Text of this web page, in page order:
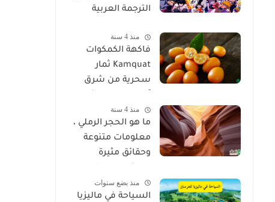
الترجمة العربية
منذ 4 سنة
فاكهة الكمكوات
Kamquat ثمار
سحرية من شرق
غير عادية
منذ 4 سنة
ما هو الحجر الرملي ،
معلومات متنوعة
وحقائق مثيرة
الرمليمنذ بضع سنوات
السياحة في ماليزيا